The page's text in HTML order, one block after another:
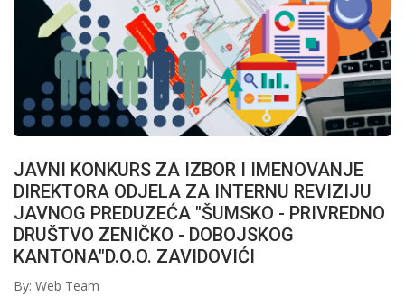
JAVNI KONKURS ZA IZBOR I IMENOVANJE
DIREKTORA ODJELA ZA INTERNU REVIZIJU
JAVNOG PREDUZEĆA "ŠUMSKO - PRIVREDNO
DRUŠTVO ZENIČKO - DOBOJSKOG
KANTONA"D.O.O. ZAVIDOVIĆI
By: Web Team